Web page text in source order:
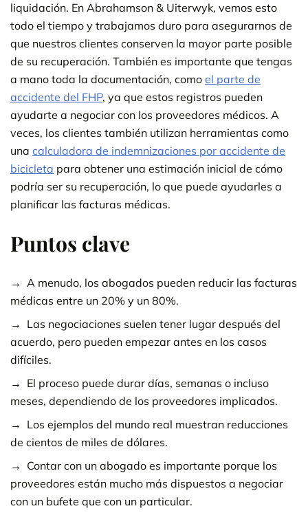
liquidación. En Abrahamson & Uiterwyk, vemos esto
todo el tiempo y trabajamos duro para asegurarnos de
que nuestros clientes conserven la mayor parte posible
de su recuperación. También es importante que tengas
a mano toda la documentación, como el parte de
accidente del FHP, ya que estos registros pueden
ayudarte a negociar con los proveedores médicos. A
veces, los clientes también utilizan herramientas como
una calculadora de indemnizaciones por accidente de
bicicleta para obtener una estimación inicial de cómo
podría ser su recuperación, lo que puede ayudarles a
planificar las facturas médicas.
Puntos clave
A menudo, los abogados pueden reducir las facturas
médicas entre un 20% y un 80%.
Las negociaciones suelen tener lugar después del
acuerdo, pero pueden empezar antes en los casos
difíciles.
El proceso puede durar días, semanas o incluso
meses, dependiendo de los proveedores implicados.
Los ejemplos del mundo real muestran reducciones
de cientos de miles de dólares.
Contar con un abogado es importante porque los
proveedores están mucho más dispuestos a negociar
con un bufete que con un particular.